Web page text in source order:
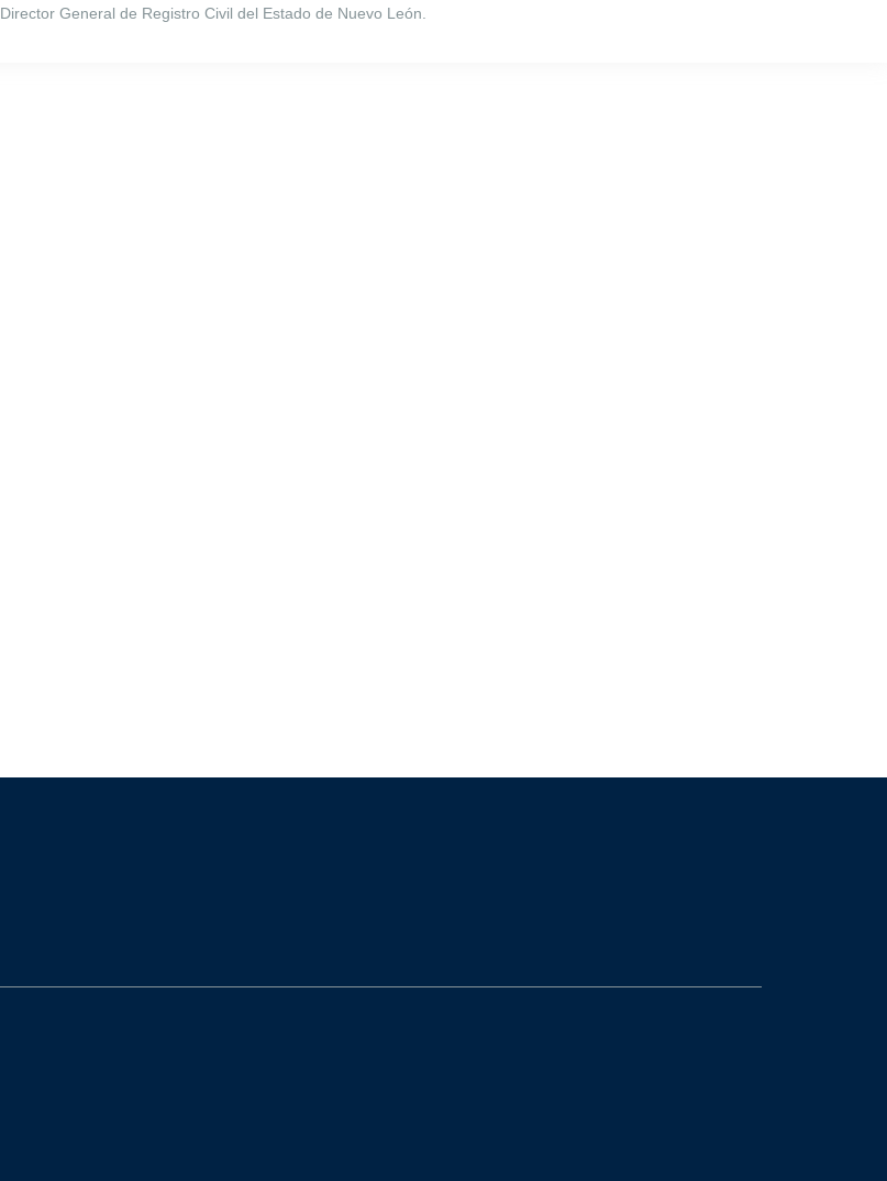
Director General de Registro Civil del Estado de Nuevo León.